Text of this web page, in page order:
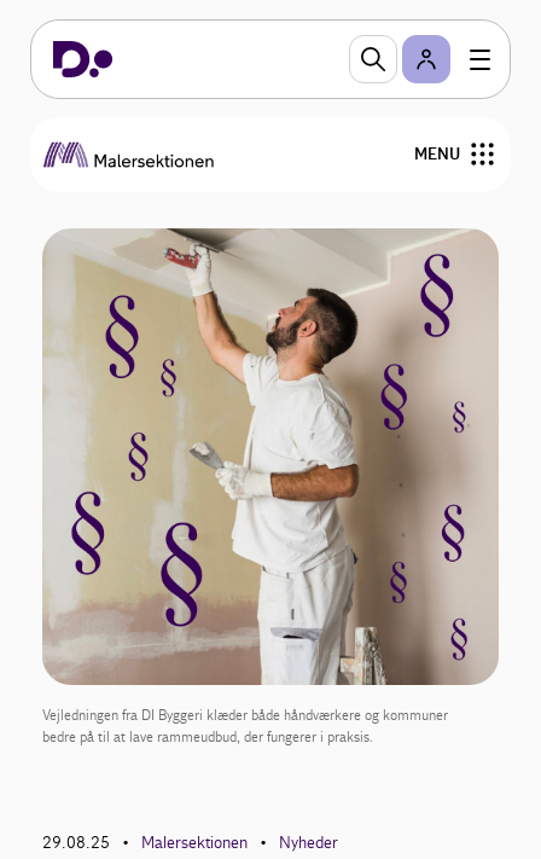
MENU
Nyheder
Råd og vejledninger
Skabeloner og blanketter
Tagmalerne
Om os
Vejledningen fra DI Byggeri klæder både håndværkere og kommuner
bedre på til at lave rammeudbud, der fungerer i praksis.
29.08.25 • Malersektionen • Nyheder